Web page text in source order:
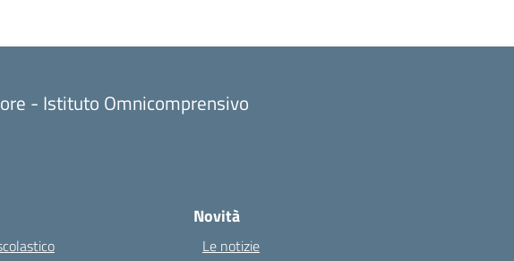
- Istituto Omnicomprensivo
Novità
Le notizie